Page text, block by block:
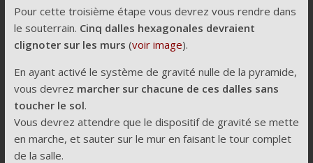
Pour cette troisième étape vous devrez vous rendre dans
le souterrain. Cinq dalles hexagonales devraient
clignoter sur les murs (voir image).
En ayant activé le système de gravité nulle de la pyramide,
vous devrez marcher sur chacune de ces dalles sans
toucher le sol.
Vous devrez attendre que le dispositif de gravité se mette
en marche, et sauter sur le mur en faisant le tour complet
de la salle.